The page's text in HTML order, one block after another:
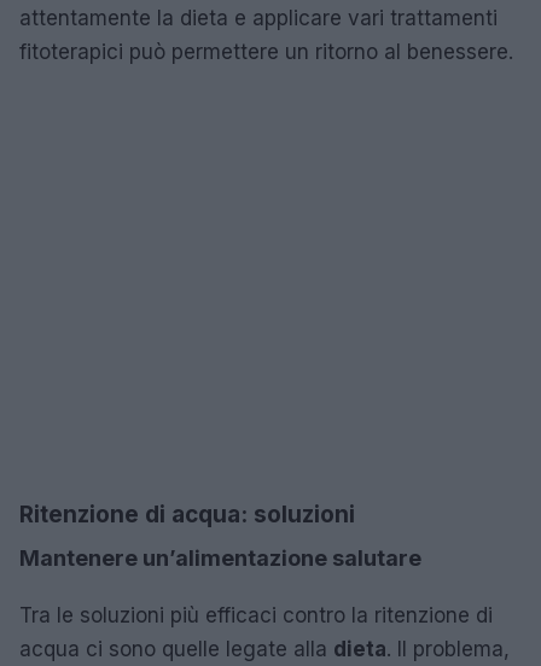
attentamente la dieta e applicare vari trattamenti
fitoterapici può permettere un ritorno al benessere.
Ritenzione di acqua: soluzioni
Mantenere un’alimentazione salutare
Tra le soluzioni più efficaci contro la ritenzione di
acqua ci sono quelle legate alla dieta. Il problema,